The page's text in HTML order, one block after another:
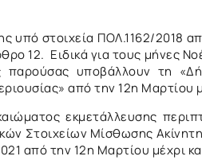
υπό στοιχεία ΠΟΛ.1162/2018
12. Ειδικά για τους μήνες
υποβάλλουν τη
από την 12η Μαρτίου
εκμετάλλευσης
Στοιχείων Μίσθωσης
από την 12η Μαρτίου μέχρι